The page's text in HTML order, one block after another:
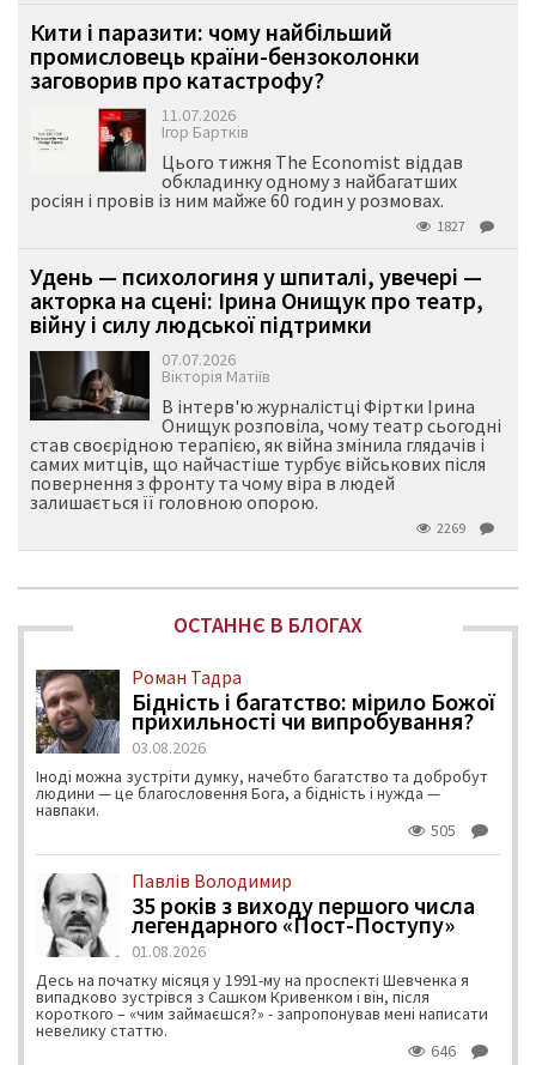
Кити і паразити: чому найбільший
промисловець країни-бензоколонки
заговорив про катастрофу?
11.07.2026
Ігор Бартків
Цього тижня The Economist віддав
обкладинку одному з найбагатших
росіян і провів із ним майже 60 годин у розмовах.
1827
Удень — психологиня у шпиталі, увечері —
акторка на сцені: Ірина Онищук про театр,
війну і силу людської підтримки
07.07.2026
Вікторія Матіїв
В інтерв'ю журналістці Фіртки Ірина
Онищук розповіла, чому театр сьогодні
став своєрідною терапією, як війна змінила глядачів і
самих митців, що найчастіше турбує військових після
повернення з фронту та чому віра в людей
залишається її головною опорою.
2269
ОСТАННЄ В БЛОГАХ
Роман Тадра
Бідність і багатство: мірило Божої
прихильності чи випробування?
03.08.2026
Іноді можна зустріти думку, начебто багатство та добробут
людини — це благословення Бога, а бідність і нужда —
навпаки.
505
Павлів Володимир
35 років з виходу першого числа
легендарного «Пост-Поступу»
01.08.2026
Десь на початку місяця у 1991-му на проспекті Шевченка я
випадково зустрівся з Сашком Кривенком і він, після
короткого – «чим займаєшся?» - запропонував мені написати
невелику статтю.
646